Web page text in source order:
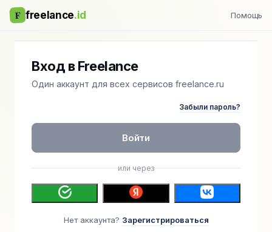
F freelance.id Помощь
Вход в Freelance
Один аккаунт для всех сервисов freelance.ru
Забыли пароль?
Войти
или через
Нет аккаунта? Зарегистрироваться